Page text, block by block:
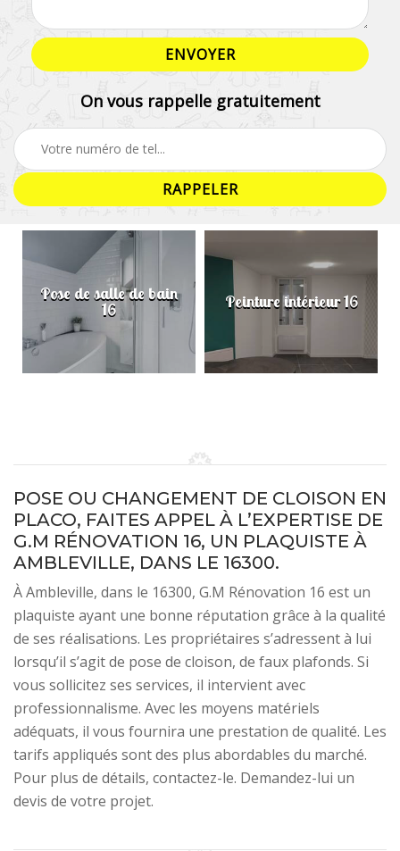
On vous rappelle gratuitement
Pose de salle de bain
16 Peinture intérieur 16
POSE OU CHANGEMENT DE CLOISON EN
PLACO, FAITES APPEL À L’EXPERTISE DE
G.M RÉNOVATION 16, UN PLAQUISTE À
AMBLEVILLE, DANS LE 16300.
À Ambleville, dans le 16300, G.M Rénovation 16 est un
plaquiste ayant une bonne réputation grâce à la qualité
de ses réalisations. Les propriétaires s’adressent à lui
lorsqu’il s’agit de pose de cloison, de faux plafonds. Si
vous sollicitez ses services, il intervient avec
professionnalisme. Avec les moyens matériels
adéquats, il vous fournira une prestation de qualité. Les
tarifs appliqués sont des plus abordables du marché.
Pour plus de détails, contactez-le. Demandez-lui un
devis de votre projet.